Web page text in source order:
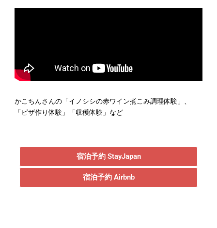
かこちんさんの「イノシシの赤ワイン煮こみ調理体験」、
「ピザ作り体験」「収穫体験」など
宿泊予約 StayJapan
宿泊予約 Airbnb